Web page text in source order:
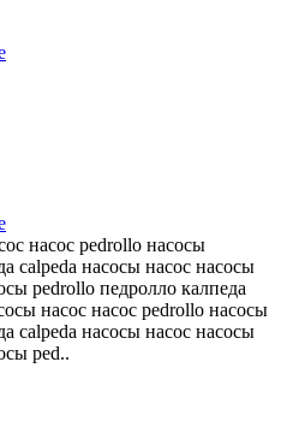
насос pedrollo насосы
calpeda насосы насос насосы
pedrollo педролло калпеда
насос насос pedrollo насосы
calpeda насосы насос насосы
ped..